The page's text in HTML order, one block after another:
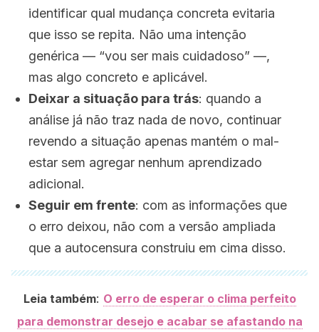
identificar qual mudança concreta evitaria
que isso se repita. Não uma intenção
genérica — “vou ser mais cuidadoso” —,
mas algo concreto e aplicável.
Deixar a situação para trás: quando a
análise já não traz nada de novo, continuar
revendo a situação apenas mantém o mal-
estar sem agregar nenhum aprendizado
adicional.
Seguir em frente: com as informações que
o erro deixou, não com a versão ampliada
que a autocensura construiu em cima disso.
Leia também: O erro de esperar o clima perfeito
para demonstrar desejo e acabar se afastando na